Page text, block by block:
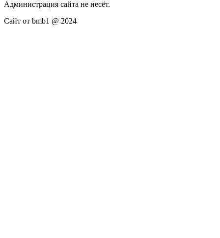
Администрация сайта не несёт.
Сайт от bmb1 @ 2024